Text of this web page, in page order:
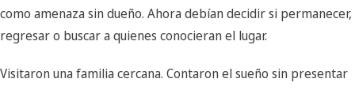
como amenaza sin dueño. Ahora debían decidir si permanecer,
regresar o buscar a quienes conocieran el lugar.
Visitaron una familia cercana. Contaron el sueño sin presentar